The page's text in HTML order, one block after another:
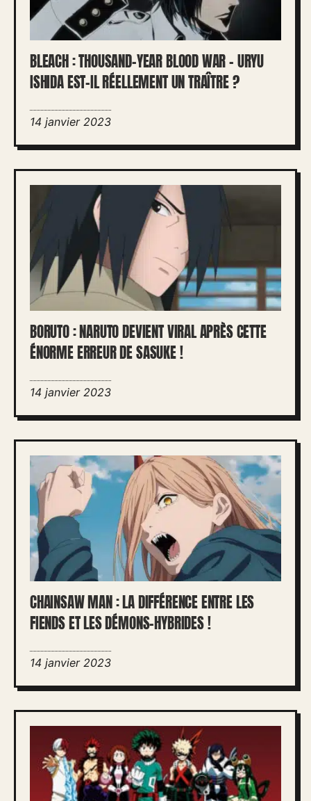
BLEACH : THOUSAND-YEAR BLOOD WAR – URYU
ISHIDA EST-IL RÉELLEMENT UN TRAÎTRE ?
14 janvier 2023
BORUTO : NARUTO DEVIENT VIRAL APRÈS CETTE
ÉNORME ERREUR DE SASUKE !
14 janvier 2023
CHAINSAW MAN : LA DIFFÉRENCE ENTRE LES
FIENDS ET LES DÉMONS-HYBRIDES !
14 janvier 2023